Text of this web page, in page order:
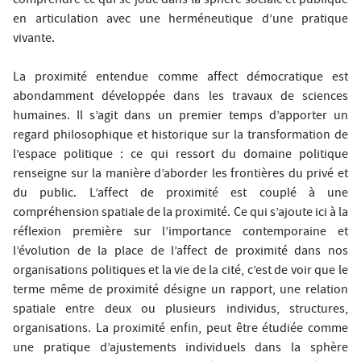
en articulation avec une herméneutique d’une pratique
vivante.
La proximité entendue comme affect démocratique est
abondamment développée dans les travaux de sciences
humaines. Il s’agit dans un premier temps d’apporter un
regard philosophique et historique sur la transformation de
l’espace politique : ce qui ressort du domaine politique
renseigne sur la manière d’aborder les frontières du privé et
du public. L’affect de proximité est couplé à une
compréhension spatiale de la proximité. Ce qui s’ajoute ici à la
réflexion première sur l’importance contemporaine et
l’évolution de la place de l’affect de proximité dans nos
organisations politiques et la vie de la cité, c’est de voir que le
terme même de proximité désigne un rapport, une relation
spatiale entre deux ou plusieurs individus, structures,
organisations. La proximité enfin, peut être étudiée comme
une pratique d’ajustements individuels dans la sphère